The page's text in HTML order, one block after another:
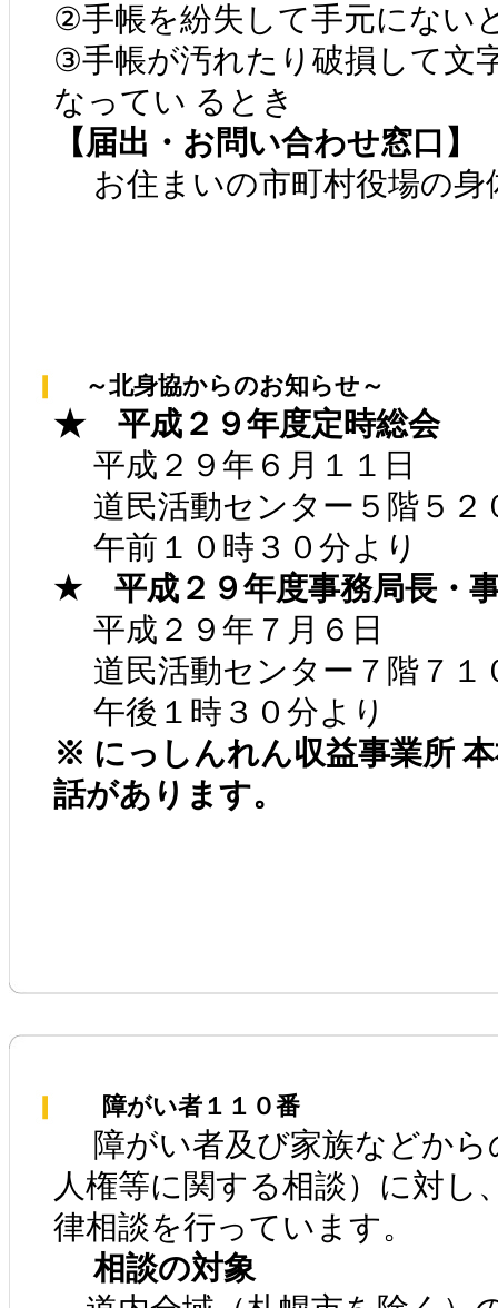
②手帳を紛失して手元にない
③手帳が汚れたり破損して文
なってい るとき
【届出・お問い合わせ窓口】
お住まいの市町村役場の身
～北身協からのお知らせ～
★ 平成２９年度定時総会
平成２９年６月１１日
道民活動センター５階５２
午前１０時３０分より
★ 平成２９年度事務局長・
平成２９年７月６日
道民活動センター７階７１
午後１時３０分より
※ にっしんれん収益事業所
話があります。
障がい者１１０番
障がい者及び家族などから
人権等に関する相談）に対し
律相談を行っています。
相談の対象